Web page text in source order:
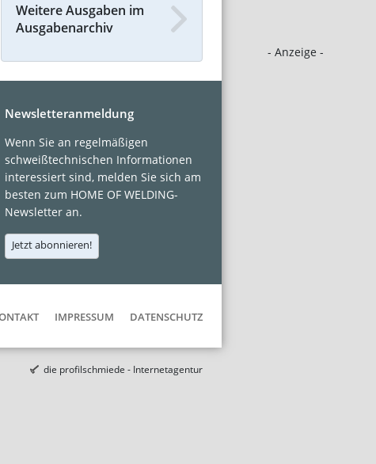
- Anzeige -
Weitere Ausgaben im
Ausgabenarchiv
Newsletteranmeldung
Wenn Sie an regelmäßigen
schweißtechnischen Informationen
interessiert sind, melden Sie sich am
besten zum HOME OF WELDING-
Newsletter an.
Jetzt abonnieren!
IMPRESSUM DATENSCHUTZ
die profilschmiede - Internetagentur